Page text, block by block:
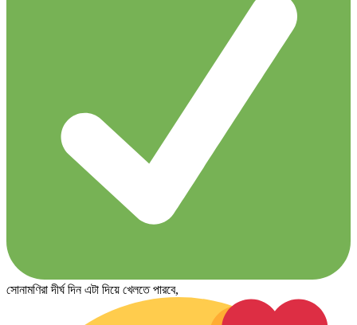
সোনামণিরা দীর্ঘ দিন এটা দিয়ে খেলতে পারবে,